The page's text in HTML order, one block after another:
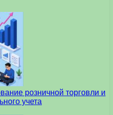
розничной торговли и
учета